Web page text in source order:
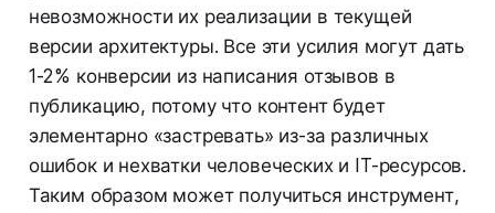
невозможности их реализации в текущей
версии архитектуры. Все эти усилия могут дать
1-2% конверсии из написания отзывов в
публикацию, потому что контент будет
элементарно «застревать» из-за различных
ошибок и нехватки человеческих и IT-ресурсов.
Таким образом может получиться инструмент,